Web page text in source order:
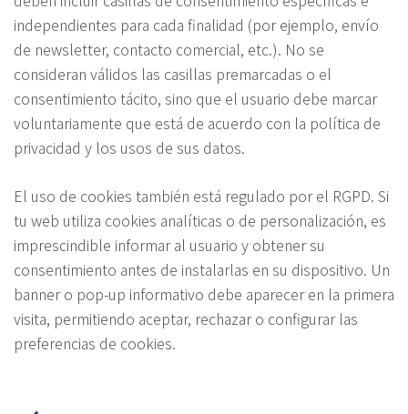
independientes para cada finalidad (por ejemplo, envío
de newsletter, contacto comercial, etc.). No se
consideran válidos las casillas premarcadas o el
consentimiento tácito, sino que el usuario debe marcar
voluntariamente que está de acuerdo con la política de
privacidad y los usos de sus datos.
El uso de cookies también está regulado por el RGPD. Si
tu web utiliza cookies analíticas o de personalización, es
imprescindible informar al usuario y obtener su
consentimiento antes de instalarlas en su dispositivo. Un
banner o pop-up informativo debe aparecer en la primera
visita, permitiendo aceptar, rechazar o configurar las
preferencias de cookies.